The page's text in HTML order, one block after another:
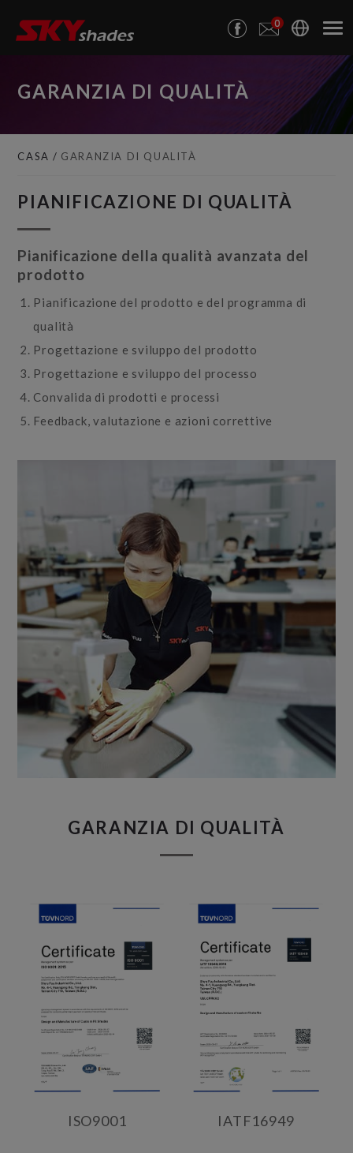
0
GARANZIA DI QUALITÀ
CASA GARANZIA DI QUALITÀ
PIANIFICAZIONE DI QUALITÀ
Pianificazione della qualità avanzata del
prodotto
Pianificazione del prodotto e del programma di
qualità
Progettazione e sviluppo del prodotto
Progettazione e sviluppo del processo
Convalida di prodotti e processi
Feedback, valutazione e azioni correttive
GARANZIA DI QUALITÀ
ISO9001 IATF16949